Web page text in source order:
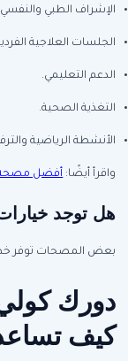
الإشراف الطبي والنفسي
الجلسات العلاجية
الدعم التعليمي.
التغذية الصحية.
الأنشطة الرياضية
واقرأ أيضًا:أفضل مصحة
هل توجد
بعض المصحات توفر
دورك
كيف